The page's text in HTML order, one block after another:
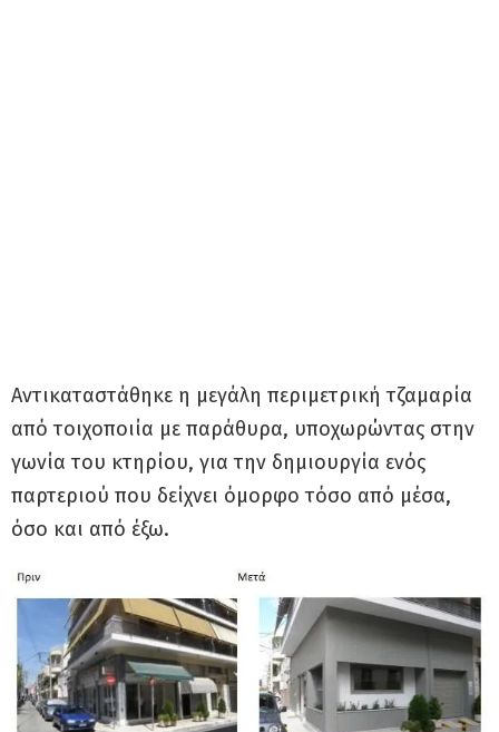
Αντικαταστάθηκε η μεγάλη περιμετρική τζαμαρία
από τοιχοποιία με παράθυρα, υποχωρώντας στην
γωνία του κτηρίου, για την δημιουργία ενός
παρτεριού που δείχνει όμορφο τόσο από μέσα,
όσο και από έξω.